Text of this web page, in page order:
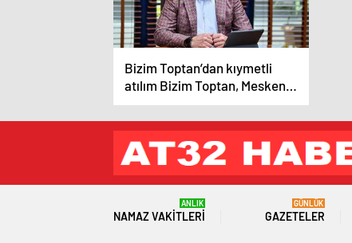
Bizim Toptan’dan kıymetli
atılım Bizim Toptan, Mesken
Dışı Tüketimin büyük ismi
g2m ile güçlerini birleştirdi
NAMAZ VAKITLERI
ANLIK
GAZETELER
GÜNLÜK